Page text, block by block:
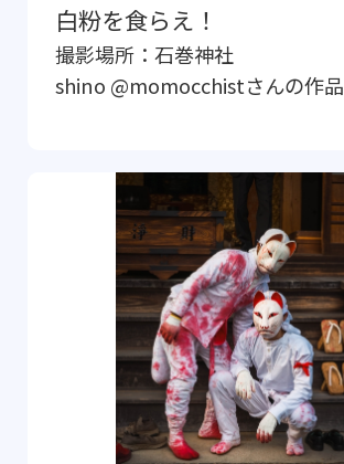
白粉を食らえ！
撮影場所： 石巻神社
shino @momocchistさんの作品